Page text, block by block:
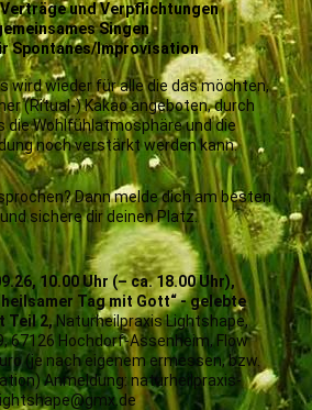
und Verpflichtungen
Singen
Spontanes/Improvisation
wird wieder für alle die das möchten,
(Ritual-) Kakao angeboten, durch
die Wohlfühlatmosphäre und die
noch verstärkt werden kann.
Dann melde dich am besten
sichere dir deinen Platz.
10.00 Uhr (– ca. 18.00 Uhr),
Tag mit Gott“ - gelebte
Teil 2,Naturheilpraxis Lightshape,
67126 Hochdorf-Assenheim, Flow
(je nach eigenem ermessen, bzw.
Anmeldung: naturheilpraxis-